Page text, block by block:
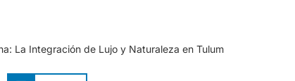
La Integración de Lujo y Naturaleza en Tulum